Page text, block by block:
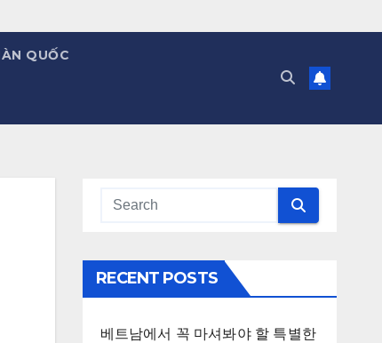
QUỐC
RECENT POSTS
베트남에서 꼭 마셔봐야 할 특별한